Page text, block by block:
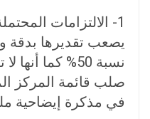
1- الالتزامات
يصعب تقديرها بدقة
نسبة 50% كما
صلب قائمة المركز
في مذكرة إيضاحية